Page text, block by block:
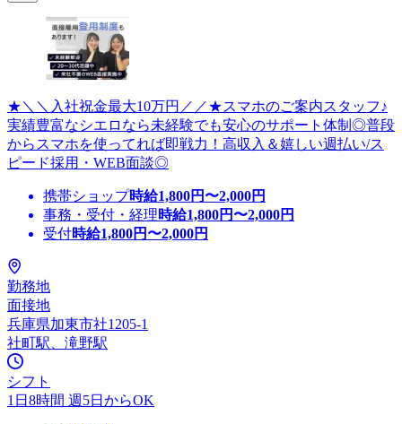
★＼＼入社祝金最大10万円／／★スマホのご案内スタッフ♪
実績豊富なシエロなら未経験でも安心のサポート体制◎普段
からスマホを使ってれば即戦力！高収入＆嬉しい週払い/ス
ピード採用・WEB面談◎
携帯ショップ時給1,800円〜2,000円
事務・受付・経理時給1,800円〜2,000円
受付時給1,800円〜2,000円
勤務地
面接地
兵庫県加東市社1205-1
社町駅、滝野駅
シフト
1日8時間 週5日からOK